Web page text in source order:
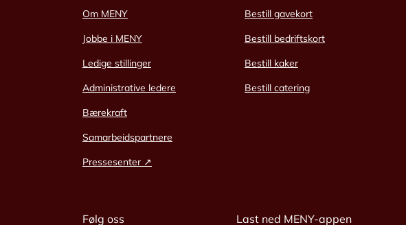
Om MENY
Jobbe i MENY
Ledige stillinger
Administrative ledere
Bærekraft
Samarbeidspartnere
Pressesenter ↗
Bestill gavekort
Bestill bedriftskort
Bestill kaker
Bestill catering
Følg oss Last ned MENY-appen